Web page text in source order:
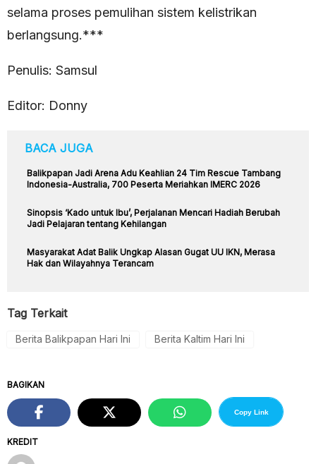
selama proses pemulihan sistem kelistrikan
berlangsung.***
Penulis: Samsul
Editor: Donny
BACA JUGA
Balikpapan Jadi Arena Adu Keahlian 24 Tim Rescue Tambang
Indonesia-Australia, 700 Peserta Meriahkan IMERC 2026
Sinopsis ‘Kado untuk Ibu’, Perjalanan Mencari Hadiah Berubah
Jadi Pelajaran tentang Kehilangan
Masyarakat Adat Balik Ungkap Alasan Gugat UU IKN, Merasa
Hak dan Wilayahnya Terancam
Tag Terkait
Berita Balikpapan Hari Ini Berita Kaltim Hari Ini
KREDIT
BAGIKAN
Copy Link